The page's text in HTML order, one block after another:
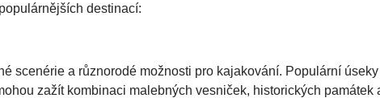
destinací:
scenérie a různorodé možnosti pro kajakování. Populární
zažít kombinaci malebných vesniček, historických památek